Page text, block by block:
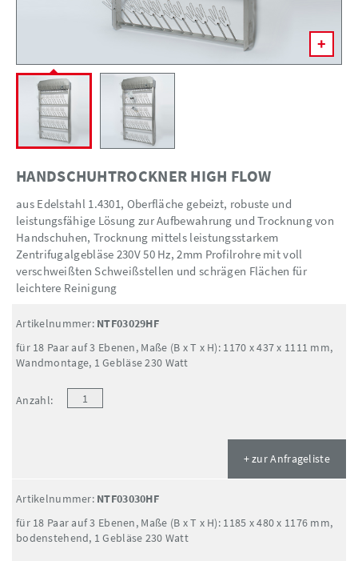
HANDSCHUHTROCKNER HIGH FLOW
aus Edelstahl 1.4301, Oberfläche gebeizt, robuste und
leistungsfähige Lösung zur Aufbewahrung und Trocknung von
Handschuhen, Trocknung mittels leistungsstarkem
Zentrifugalgebläse 230V 50 Hz, 2mm Profilrohre mit voll
verschweißten Schweißstellen und schrägen Flächen für
leichtere Reinigung
Artikelnummer: NTF03029HF
für 18 Paar auf 3 Ebenen, Maße (B x T x H): 1170 x 437 x 1111 mm,
Wandmontage, 1 Gebläse 230 Watt
Anzahl:
+ zur Anfrageliste
Artikelnummer: NTF03030HF
für 18 Paar auf 3 Ebenen, Maße (B x T x H): 1185 x 480 x 1176 mm,
bodenstehend, 1 Gebläse 230 Watt